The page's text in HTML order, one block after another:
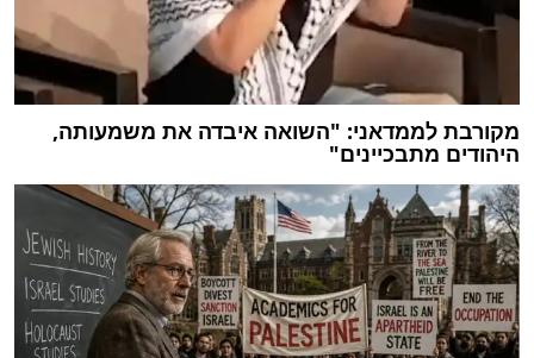
מקורבת לממדאני: "השואה איבדה את משמעותה,
היהודים מתבכיינים"